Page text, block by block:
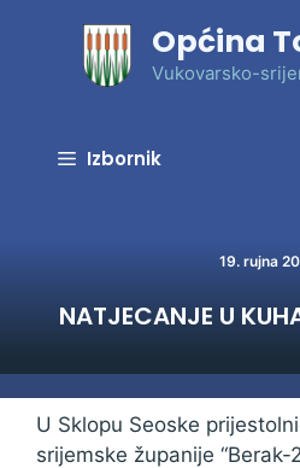
Općina
Vukovarsko-
Izbornik
19. rujna
NATJECANJE U
U Sklopu Seoske
srijemske županije “Berak-